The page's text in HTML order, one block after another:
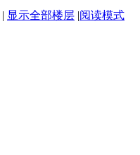
| 显示全部楼层 |阅读模式